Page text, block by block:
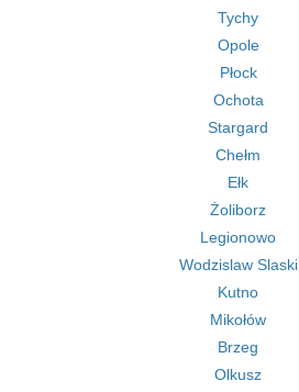
Tychy
Opole
Płock
Ochota
Stargard
Chełm
Ełk
Żoliborz
Legionowo
Wodzislaw Slaski
Kutno
Mikołów
Brzeg
Olkusz